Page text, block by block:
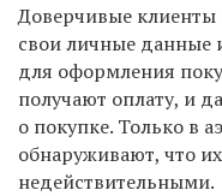
Доверчивые клиенты
свои личные данные
для оформления
получают оплату, и
о покупке. Только в
обнаруживают, что
недействительными.